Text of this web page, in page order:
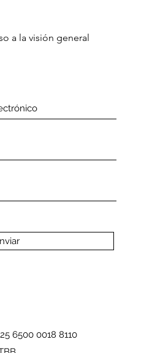
a la visión general
6500 0018 8110